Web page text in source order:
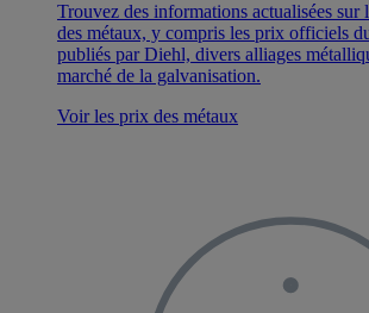
Trouvez des informations actualisées sur
des métaux, y compris les prix officiels
publiés par Diehl, divers alliages
marché de la galvanisation.
Voir les prix des métaux